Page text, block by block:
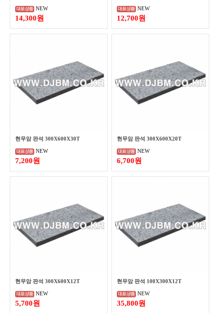
NEW
14,300원
NEW
12,700원
현무암 판석 300X600X30T
NEW
7,200원
현무암 판석 300X600X20T
NEW
6,700원
현무암 판석 300X600X12T
NEW
5,700원
현무암 판석 100X300X12T
NEW
35,800원